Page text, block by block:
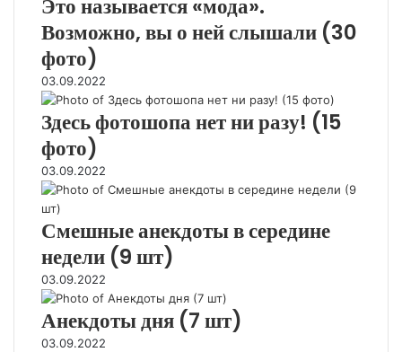
и
е
з
д
а
н
и
е
(
1
ф
о
т
о
)
п
и
т
е
м
п
е
р
а
т
у
р
е
о
в
а
т
ь
я
м
и
к
р
о
о
л
н
о
в
Это называется «мода».
Возможно, вы о ней слышали (30
фото)
03.09.2022
Здесь фотошопа нет ни разу! (15
фото)
03.09.2022
Смешные анекдоты в середине
недели (9 шт)
03.09.2022
Анекдоты дня (7 шт)
03.09.2022